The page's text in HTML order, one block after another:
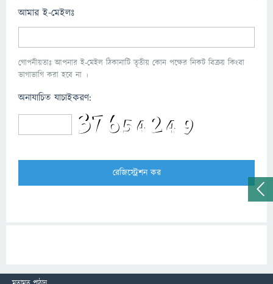
আমার ই-মেইলঃ
গোপনীয়তাঃ আপনার ই-মেইল ঠিকানাটি তৃতীয় কোন পক্ষের নিকট বিক্রয় কিংবা
ভাগাভাগি করা হবে না ।
অনাযাচিত যাচাইকরণ: